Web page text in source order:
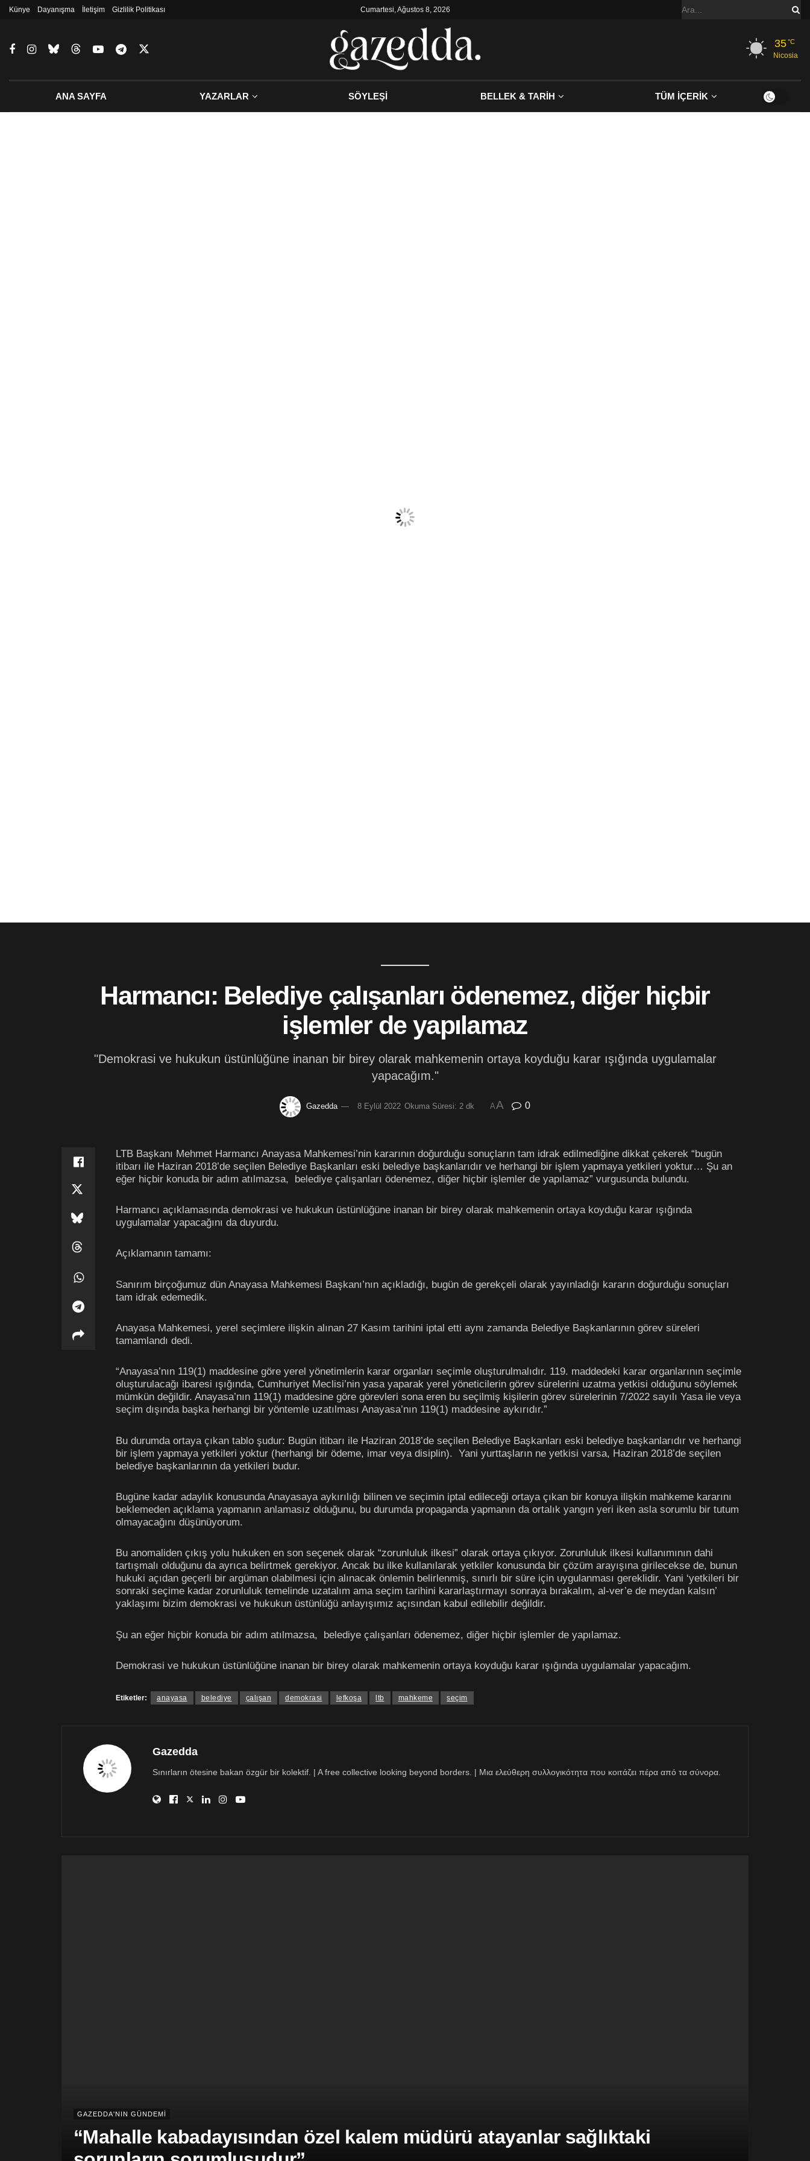
Künye Dayanışma İletişim Gizlilik Politikası Cumartesi, Ağustos 8, 2026
35°C
Nicosia
ANA SAYFA YAZARLAR SÖYLEŞİ BELLEK & TARİH TÜM İÇERİK
Harmancı: Belediye çalışanları ödenemez, diğer hiçbir
işlemler de yapılamaz
"Demokrasi ve hukukun üstünlüğüne inanan bir birey olarak mahkemenin ortaya koyduğu karar ışığında uygulamalar
yapacağım."
Gazedda 8 Eylül 2022 Okuma Süresi: 2 dk AA 0
LTB Başkanı Mehmet Harmancı Anayasa Mahkemesi’nin kararının doğurduğu sonuçların tam idrak edilmediğine dikkat çekerek “bugün
itibarı ile Haziran 2018’de seçilen Belediye Başkanları eski belediye başkanlarıdır ve herhangi bir işlem yapmaya yetkileri yoktur… Şu an
eğer hiçbir konuda bir adım atılmazsa, belediye çalışanları ödenemez, diğer hiçbir işlemler de yapılamaz” vurgusunda bulundu.
Harmancı açıklamasında demokrasi ve hukukun üstünlüğüne inanan bir birey olarak mahkemenin ortaya koyduğu karar ışığında
uygulamalar yapacağını da duyurdu.
Açıklamanın tamamı:
Sanırım birçoğumuz dün Anayasa Mahkemesi Başkanı’nın açıkladığı, bugün de gerekçeli olarak yayınladığı kararın doğurduğu sonuçları
tam idrak edemedik.
Anayasa Mahkemesi, yerel seçimlere ilişkin alınan 27 Kasım tarihini iptal etti aynı zamanda Belediye Başkanlarının görev süreleri
tamamlandı dedi.
“Anayasa’nın 119(1) maddesine göre yerel yönetimlerin karar organları seçimle oluşturulmalıdır. 119. maddedeki karar organlarının seçimle
oluşturulacağı ibaresi ışığında, Cumhuriyet Meclisi’nin yasa yaparak yerel yöneticilerin görev sürelerini uzatma yetkisi olduğunu söylemek
mümkün değildir. Anayasa’nın 119(1) maddesine göre görevleri sona eren bu seçilmiş kişilerin görev sürelerinin 7/2022 sayılı Yasa ile veya
seçim dışında başka herhangi bir yöntemle uzatılması Anayasa’nın 119(1) maddesine aykırıdır.”
Bu durumda ortaya çıkan tablo şudur: Bugün itibarı ile Haziran 2018’de seçilen Belediye Başkanları eski belediye başkanlarıdır ve herhangi
bir işlem yapmaya yetkileri yoktur (herhangi bir ödeme, imar veya disiplin). Yani yurttaşların ne yetkisi varsa, Haziran 2018’de seçilen
belediye başkanlarının da yetkileri budur.
Bugüne kadar adaylık konusunda Anayasaya aykırılığı bilinen ve seçimin iptal edileceği ortaya çıkan bir konuya ilişkin mahkeme kararını
beklemeden açıklama yapmanın anlamasız olduğunu, bu durumda propaganda yapmanın da ortalık yangın yeri iken asla sorumlu bir tutum
olmayacağını düşünüyorum.
Bu anomaliden çıkış yolu hukuken en son seçenek olarak “zorunluluk ilkesi” olarak ortaya çıkıyor. Zorunluluk ilkesi kullanımının dahi
tartışmalı olduğunu da ayrıca belirtmek gerekiyor. Ancak bu ilke kullanılarak yetkiler konusunda bir çözüm arayışına girilecekse de, bunun
hukuki açıdan geçerli bir argüman olabilmesi için alınacak önlemin belirlenmiş, sınırlı bir süre için uygulanması gereklidir. Yani ‘yetkileri bir
sonraki seçime kadar zorunluluk temelinde uzatalım ama seçim tarihini kararlaştırmayı sonraya bırakalım, al-ver’e de meydan kalsın’
yaklaşımı bizim demokrasi ve hukukun üstünlüğü anlayışımız açısından kabul edilebilir değildir.
Şu an eğer hiçbir konuda bir adım atılmazsa, belediye çalışanları ödenemez, diğer hiçbir işlemler de yapılamaz.
Demokrasi ve hukukun üstünlüğüne inanan bir birey olarak mahkemenin ortaya koyduğu karar ışığında uygulamalar yapacağım.
Etiketler: anayasa belediye çalışan demokrasi lefkoşa ltb mahkeme seçim
Gazedda
Sınırların ötesine bakan özgür bir kolektif. | A free collective looking beyond borders. | Μια ελεύθερη συλλογικότητα που κοιτάζει πέρα από τα σύνορα.
GAZEDDA'NIN GÜNDEMİ
“Mahalle kabadayısından özel kalem müdürü atayanlar sağlıktaki